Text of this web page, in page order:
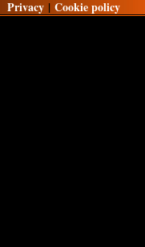
Privacy | Cookie policy